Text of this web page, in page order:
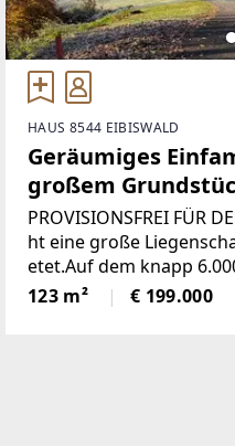
HAUS 8544 EIBISWALD
Geräumiges
großem
(Provisionsfrei)
PROVISIONSFREI FÜR
ht eine große
etet.Auf dem knapp
findet sich ein
zwei getrennten
123 m² € 199.000